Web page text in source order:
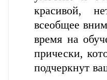
красивой,
всеобщее
время на
прически,
подчеркнут